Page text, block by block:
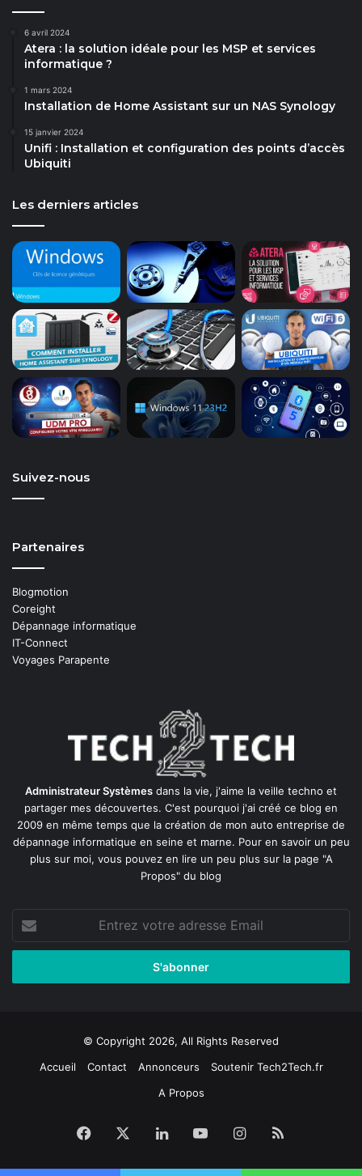
6 avril 2024
Atera : la solution idéale pour les MSP et services
informatique ?
1 mars 2024
Installation de Home Assistant sur un NAS Synology
15 janvier 2024
Unifi : Installation et configuration des points d’accès
Ubiquiti
Les derniers articles
Suivez-nous
Partenaires
Blogmotion
Coreight
Dépannage informatique
IT-Connect
Voyages Parapente
Administrateur Systèmes dans la vie, j'aime la veille techno et
partager mes découvertes. C'est pourquoi j'ai créé ce blog en
2009 en même temps que la création de mon auto entreprise de
dépannage informatique en seine et marne. Pour en savoir un peu
plus sur moi, vous pouvez en lire un peu plus sur la page "A
Propos" du blog
votre
adresse
© Copyright 2026, All Rights Reserved
Accueil
Contact Annonceurs
Soutenir Tech2Tech.fr
A Propos
Facebook LinkedinYouTubeInstagram
RSS